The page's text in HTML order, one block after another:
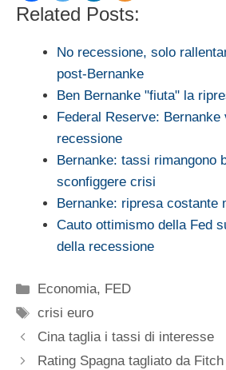
Related Posts:
No recessione, solo
post-Bernanke
Ben Bernanke "fiuta" la
Federal Reserve: Bernanke
recessione
Bernanke: tassi rimangono
sconfiggere crisi
Bernanke: ripresa costante
Cauto ottimismo della Fed
della recessione
Categorie
Economia, FED
Tag
crisi euro
Cina taglia i tassi di interesse
Rating Spagna tagliato da